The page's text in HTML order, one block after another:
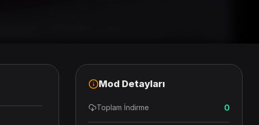
Mod Detayları
Toplam İndirme 0